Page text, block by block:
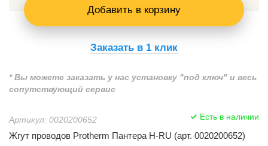
Артикул: 0020200652 Есть в наличии
Жгут проводов Protherm Пантера H-RU (арт. 0020200652)
Добавить в корзину
Заказать в 1 клик
* Вы можете заказать у нас установку "под ключ" и весь
сопутствующий сервис